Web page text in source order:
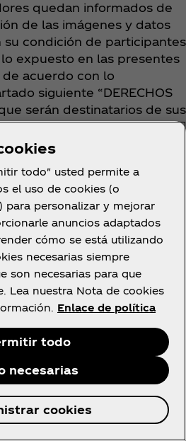
quedan informados de
de las imágenes y datos
su condición de participantes
expuesto en las presentes
de acuerdo con lo
siguiente “DERECHOS
serán destinatarios de sus
los usuarios de las
convencionales de
de comunicación donde se
o comuniquen
de los participantes y
un acto de
y universal de carácter
situados fuera del
Europeo.
a COCA-COLA
a los datos con el fin de
para la actividad y
cabo por COCA-COLA
en las presentes bases
de apoyo a los mismos. Los
disposición de dichos
al amparo de un
todo" usted permite a
el uso de cookies (o
para personalizar y mejorar
anuncios adaptados
cómo se está utilizando
necesarias siempre
son necesarias para que
Lea nuestra Nota de cookies
Enlace de política
todo
necesarias
cookies